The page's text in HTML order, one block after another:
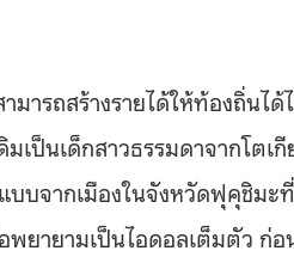
มารถสร้างรายได้ให้ท้องถิ่นไ
เป็นเด็กสาวธรรมดาจากโตเ
บจากเมืองในจังหวัดฟุคุชิมะ
ยายามเป็นไอดอลเต็มตัว ก่